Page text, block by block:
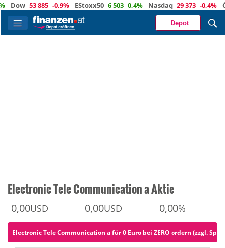
53 885 -0,9% EStoxx50 6 503 0,4% Nasdaq 29 373 -0,4% Öl
Depot
Electronic Tele Communication a Aktie
0,00USD 0,00USD 0,00%
Electronic Tele Communication a für 0 Euro bei ZERO ordern (zzgl.